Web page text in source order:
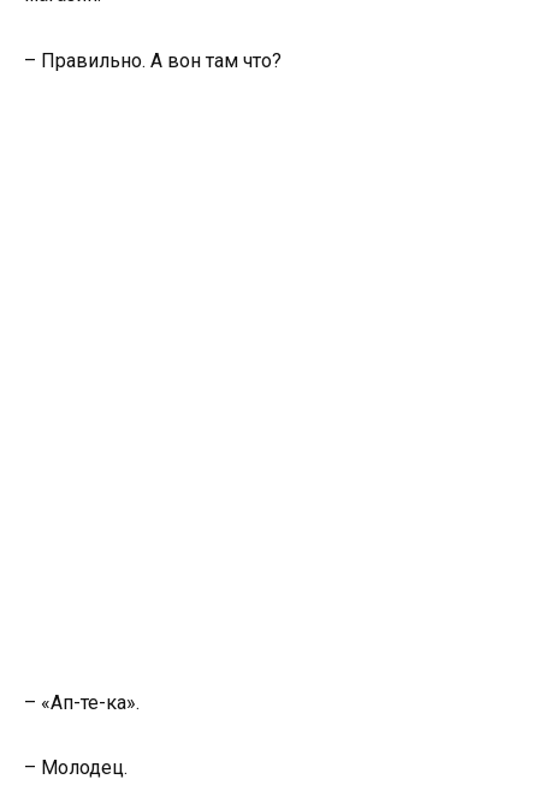
– Правильно. А вон там что?
– «Ап-те-ка».
– Молодец.